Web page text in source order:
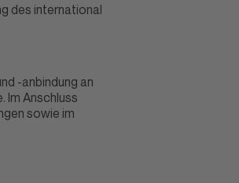
des international
-anbindung an
Im Anschluss
sowie im